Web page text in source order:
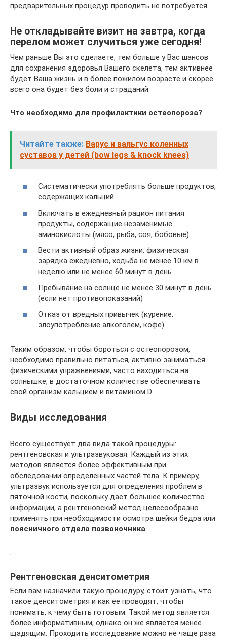
предварительных процедур проводить не потребуется.
Не откладывайте визит на завтра, когда
перелом может случиться уже сегодня!
Чем раньше Вы это сделаете, тем больше у Вас шансов
для сохранения здоровья Вашего скелета, тем активнее
будет Ваша жизнь и в более пожилом возрасте и скорее
всего она будет без боли и страданий.
Что необходимо для профилактики остеопороза?
Читайте также: Варус и вальгус коленных
суставов у детей (bow legs & knock knees)
Систематически употреблять больше продуктов,
содержащих кальций.
Включать в ежедневный рацион питания
продукты, содержащие незаменимые
аминокислоты (мясо, рыба, соя, бобовые)
Вести активный образ жизни: физическая
зарядка ежедневно, ходьба не менее 10 км в
неделю или не менее 60 минут в день
Пребывание на солнце не менее 30 минут в день
(если нет противопоказаний)
Отказ от вредных привычек (курение,
злоупотребление алкоголем, кофе)
Таким образом, чтобы бороться с остеопорозом,
необходимо правильно питаться, активно заниматься
физическими упражнениями, часто находиться на
солнышке, в достаточном количестве обеспечивать
свой организм кальцием и витамином D.
Виды исследования
Всего существует два вида такой процедуры:
рентгеновская и ультразвуковая. Каждый из этих
методов является более эффективным при
обследовании определенных частей тела. К примеру,
ультразвук используется для определения проблем в
пяточной кости, поскольку дает большее количество
информации, а рентгеновский метод целесообразно
применять при необходимости осмотра шейки бедра или
поясничного отдела позвоночника
.
Рентгеновская денситометрия
Если вам назначили такую процедуру, стоит узнать, что
такое денситометрия и как ее проводят, чтобы
понимать, к чему быть готовым. Такой метод является
более информативным, однако он же является менее
щадящим. Проходить исследование можно не чаще раза